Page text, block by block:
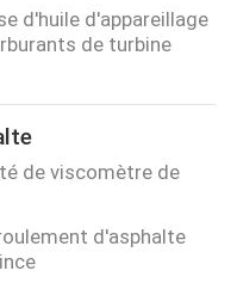
d'huile d'appareillage
de turbine
de viscomètre de
d'asphalte